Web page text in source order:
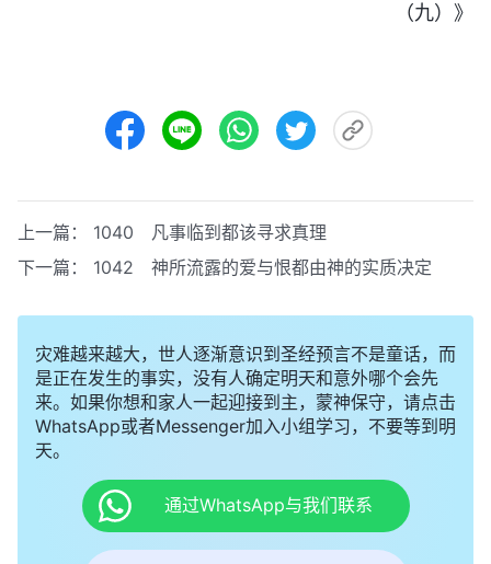
（九）》
上一篇： 1040 凡事临到都该寻求真理
下一篇： 1042 神所流露的爱与恨都由神的实质决定
灾难越来越大，世人逐渐意识到圣经预言不是童话，而
是正在发生的事实，没有人确定明天和意外哪个会先
来。如果你想和家人一起迎接到主，蒙神保守，请点击
WhatsApp或者Messenger加入小组学习，不要等到明
天。
通过WhatsApp与我们联系